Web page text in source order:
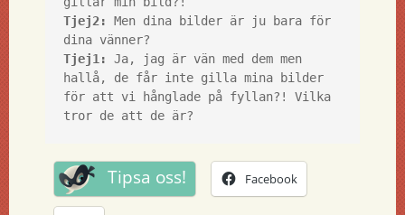
Tjej2: Men dina bilder är ju bara för
dina vänner?
Tjej1:
Ja, jag är vän med dem men
hallå, de får inte gilla mina bilder
för att vi hånglade på fyllan?! Vilka
tror de att de är?
Tipsa oss! Facebook